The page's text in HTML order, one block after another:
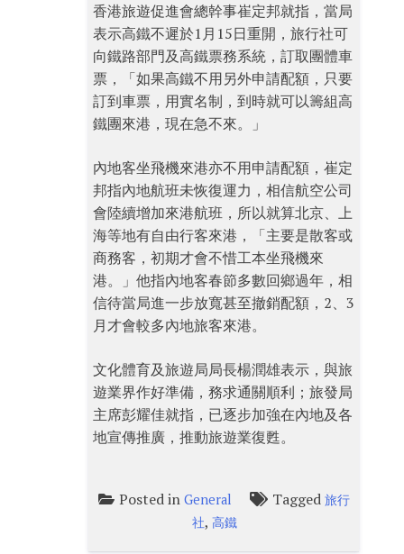
香港旅遊促進會總幹事崔定邦就指，當局
表示高鐵不遲於1月15日重開，旅行社可
向鐵路部門及高鐵票務系統，訂取團體車
票，「如果高鐵不用另外申請配額，只要
訂到車票，用實名制，到時就可以籌組高
鐵團來港，現在急不來。」
內地客坐飛機來港亦不用申請配額，崔定
邦指內地航班未恢復運力，相信航空公司
會陸續增加來港航班，所以就算北京、上
海等地有自由行客來港，「主要是散客或
商務客，初期才會不惜工本坐飛機來
港。」他指內地客春節多數回鄉過年，相
信待當局進一步放寬甚至撤銷配額，2、3
月才會較多內地旅客來港。
文化體育及旅遊局局長楊潤雄表示，與旅
遊業界作好準備，務求通關順利；旅發局
主席彭耀佳就指，已逐步加強在內地及各
地宣傳推廣，推動旅遊業復甦。
Posted in General Tagged 旅行
社,高鐵